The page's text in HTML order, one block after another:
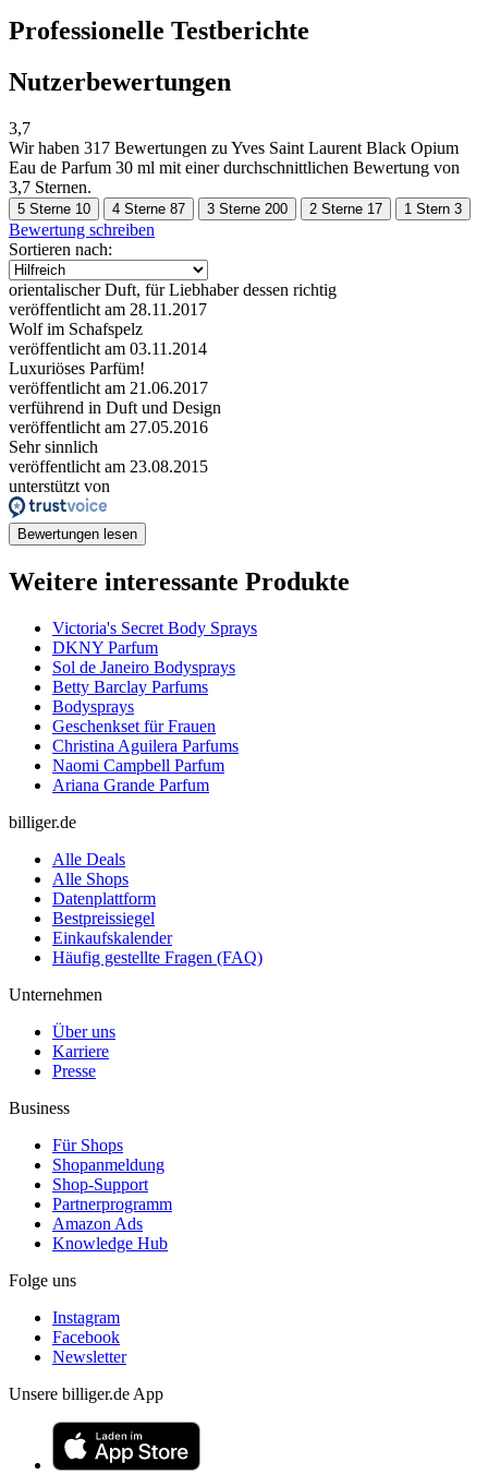
Professionelle Testberichte
Nutzerbewertungen
3,7
Wir haben 317 Bewertungen zu Yves Saint Laurent Black Opium
Eau de Parfum 30 ml mit einer durchschnittlichen Bewertung von
3,7 Sternen.
5 Sterne 10 4 Sterne 87 3 Sterne 200 2 Sterne 17 1 Stern 3
Bewertung schreiben
Sortieren nach:
orientalischer Duft, für Liebhaber dessen richtig
veröffentlicht am 28.11.2017
Wolf im Schafspelz
veröffentlicht am 03.11.2014
Luxuriöses Parfüm!
veröffentlicht am 21.06.2017
verführend in Duft und Design
veröffentlicht am 27.05.2016
Sehr sinnlich
veröffentlicht am 23.08.2015
unterstützt von
Bewertungen lesen
Weitere interessante Produkte
Victoria's Secret Body Sprays
DKNY Parfum
Sol de Janeiro Bodysprays
Betty Barclay Parfums
Bodysprays
Geschenkset für Frauen
Christina Aguilera Parfums
Naomi Campbell Parfum
Ariana Grande Parfum
billiger.de
Alle Deals
Alle Shops
Datenplattform
Bestpreissiegel
Einkaufskalender
Häufig gestellte Fragen (FAQ)
Unternehmen
Über uns
Karriere
Presse
Business
Für Shops
Shopanmeldung
Shop-Support
Partnerprogramm
Amazon Ads
Knowledge Hub
Folge uns
Instagram
Facebook
Newsletter
Unsere billiger.de App